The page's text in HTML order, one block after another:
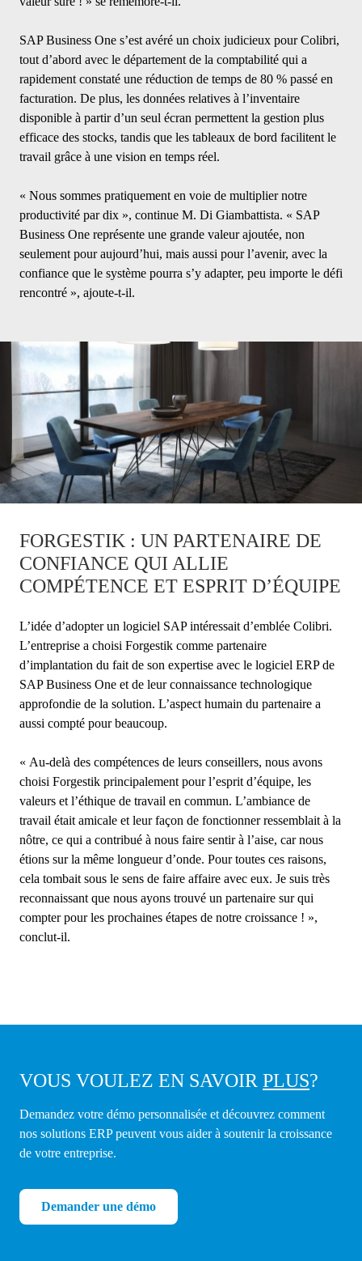
SAP Business One s’est avéré un choix judicieux pour Colibri,
tout d’abord avec le département de la comptabilité qui a
rapidement constaté une réduction de temps de 80 % passé en
facturation. De plus, les données relatives à l’inventaire
disponible à partir d’un seul écran permettent la gestion plus
efficace des stocks, tandis que les tableaux de bord facilitent le
travail grâce à une vision en temps réel.
« Nous sommes pratiquement en voie de multiplier notre
productivité par dix », continue M. Di Giambattista. « SAP
Business One représente une grande valeur ajoutée, non
seulement pour aujourd’hui, mais aussi pour l’avenir, avec la
confiance que le système pourra s’y adapter, peu importe le défi
rencontré », ajoute-t-il.
FORGESTIK : UN PARTENAIRE DE
CONFIANCE QUI ALLIE
COMPÉTENCE ET ESPRIT D’ÉQUIPE
L’idée d’adopter un logiciel SAP intéressait d’emblée Colibri.
L’entreprise a choisi Forgestik comme partenaire
d’implantation du fait de son expertise avec le logiciel ERP de
SAP Business One et de leur connaissance technologique
approfondie de la solution. L’aspect humain du partenaire a
aussi compté pour beaucoup.
« Au-delà des compétences de leurs conseillers, nous avons
choisi Forgestik principalement pour l’esprit d’équipe, les
valeurs et l’éthique de travail en commun. L’ambiance de
travail était amicale et leur façon de fonctionner ressemblait à la
nôtre, ce qui a contribué à nous faire sentir à l’aise, car nous
étions sur la même longueur d’onde. Pour toutes ces raisons,
cela tombait sous le sens de faire affaire avec eux. Je suis très
reconnaissant que nous ayons trouvé un partenaire sur qui
compter pour les prochaines étapes de notre croissance ! »,
conclut-il.
VOUS VOULEZ EN SAVOIR PLUS?
Demandez votre démo personnalisée et découvrez comment
nos solutions ERP peuvent vous aider à soutenir la croissance
de votre entreprise.
Demander une démo